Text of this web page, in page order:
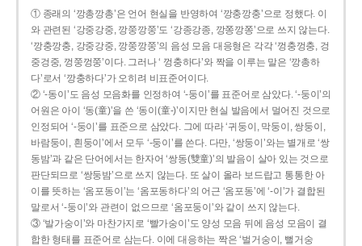
① 종래의 ‘깡총깡총’은 언어 현실을 반영하여 ‘깡충깡충’으로 정했다. 이
와 관련된 ‘강중강중, 깡쭝깡쭝’도 ‘강종강종, 깡쫑깡쫑’으로 쓰지 않는다.
‘깡충깡충, 강중강중, 깡쭝깡쭝’의 음성 모음 대응형은 각각 ‘껑충껑충, 겅
중겅중, 껑쭝껑쭝’이다. 그러나 ‘ 껑충하다’와 짝을 이루는 말은 ‘깡총하
다’로서 ‘깡충하다’가 오히려 비표준어이다.
② ‘-동이’도 음성 모음화를 인정하여 ‘-둥이’를 표준어로 삼았다. ‘-둥이’의
어원은 아이 ‘동(童)’을 쓴 ‘동이(童-)’이지만 현실 발음에서 멀어진 것으로
인정되어 ‘-둥이’를 표준으로 삼았다. 그에 따라 ‘귀둥이, 막둥이, 쌍둥이,
바람둥이, 흰둥이’에서 모두 ‘-둥이’를 쓴다. 다만, ‘쌍둥이’와는 별개로 ‘쌍
동밤’과 같은 단어에서는 한자어 ‘쌍동(雙童)’의 발음이 살아 있는 것으로
판단되므로 ‘쌍둥밤’으로 쓰지 않는다. 또 살이 올라 보드랍고 통통한 아
이를 뜻하는 ‘옴포동이’는 ‘옴포동하다’의 어근 ‘옴포동’에 ‘-이’가 결합된
말로서 ‘-둥이’와 관련이 없으므로 ‘옴포둥이’와 같이 쓰지 않는다.
③ ‘발가숭이’와 마찬가지로 ‘빨가숭이’도 양성 모음 뒤에 음성 모음이 결
합한 형태를 표준어로 삼는다. 이에 대응하는 짝은 ‘벌거숭이, 뻘거숭